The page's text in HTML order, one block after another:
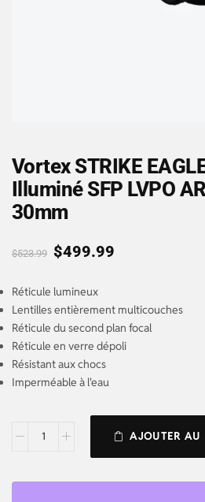
Vortex STRIKE
Illuminé SFP LVPO
30mm
$523.99 $499.99
Réticule lumineux
Lentilles entièrement multicouches
Réticule du second plan focal
Réticule en verre dépoli
Résistant aux chocs
Imperméable à l'eau
AJOUTER AU